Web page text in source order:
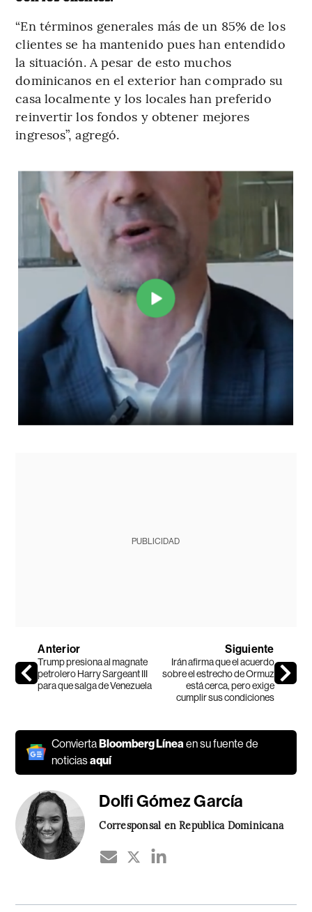
“En términos generales más de un 85% de los
clientes se ha mantenido pues han entendido
la situación. A pesar de esto muchos
dominicanos en el exterior han comprado su
casa localmente y los locales han preferido
reinvertir los fondos y obtener mejores
ingresos”, agregó.
PUBLICIDAD
Anterior
Trump presiona al magnate
petrolero Harry Sargeant III
para que salga de Venezuela
Siguiente
Irán afirma que el acuerdo
sobre el estrecho de Ormuz
está cerca, pero exige
cumplir sus condiciones
ConviertaBloomberg Líneaen su fuente de
noticiasaquí
Dolfi Gómez García
Corresponsal en República Dominicana